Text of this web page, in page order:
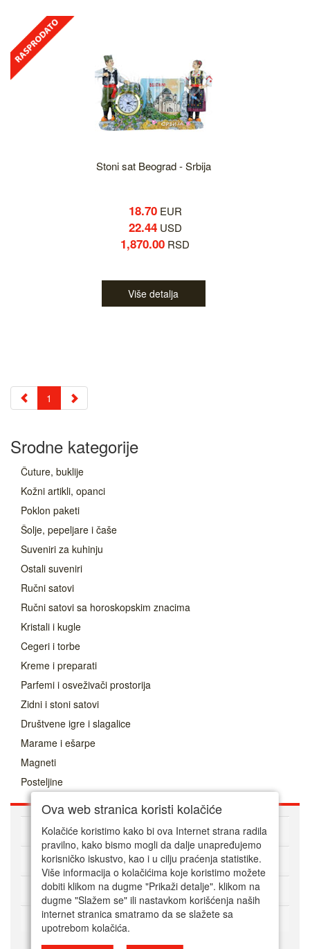
Stoni sat Beograd - Srbija
18.70EUR
22.44USD
1,870.00 RSD
Više detalja
1
Srodne kategorije
Čuture, buklije
Kožni artikli, opanci
Poklon paketi
Šolje, pepeljare i čaše
Suveniri za kuhinju
Ostali suveniri
Ručni satovi
Ručni satovi sa horoskopskim znacima
Kristali i kugle
Cegeri i torbe
Kreme i preparati
Parfemi i osveživači prostorija
Zidni i stoni satovi
Društvene igre i slagalice
Marame i ešarpe
Magneti
Posteljine
O nama
Kako kupovati online
Korisnički servis
Način plaćanja
Ova web stranica koristi kolačiće
Kolačiće koristimo kako bi ova Internet strana radila
pravilno, kako bismo mogli da dalje unapređujemo
korisničko iskustvo, kao i u cilju praćenja statistike.
Više informacija o kolačićima koje koristimo možete
dobiti klikom na dugme "Prikaži detalje". klikom na
dugme "Slažem se" ili nastavkom korišćenja naših
internet stranica smatramo da se slažete sa
upotrebom kolačića.